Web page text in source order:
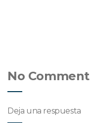
No Comment
Deja una respuesta